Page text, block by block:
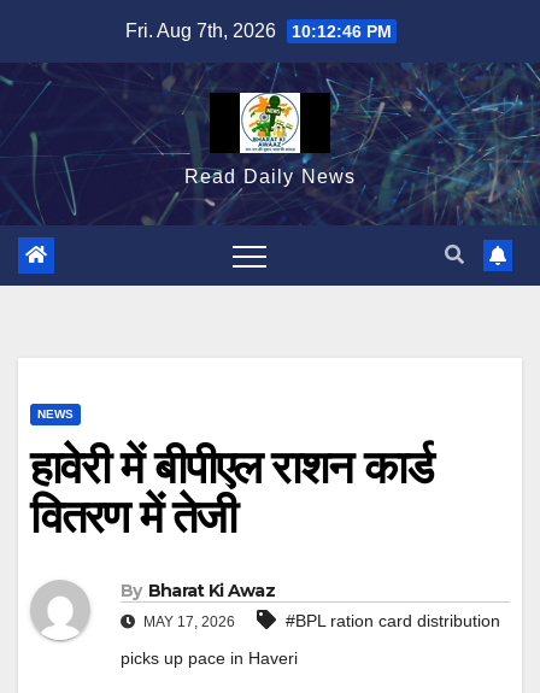
content
Fri. Aug 7th, 2026 10:12:47 PM
Read Daily News
NEWS
हावेरी में बीपीएल राशन कार्ड
वितरण में तेजी
By Bharat Ki Awaz
MAY 17, 2026
#BPL ration card distribution
picks up pace in Haveri